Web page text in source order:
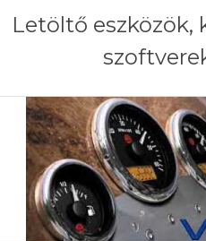
Letöltő eszközök,